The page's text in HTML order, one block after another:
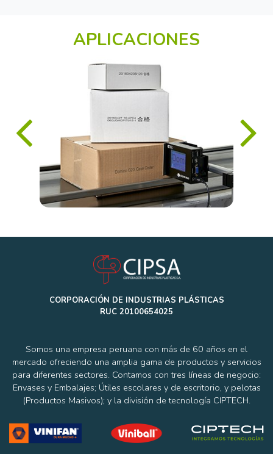
APLICACIONES
CORPORACIÓN DE INDUSTRIAS PLÁSTICAS
RUC 20100654025
Somos una empresa peruana con más de 60 años en el
mercado ofreciendo una amplia gama de productos y servicios
para diferentes sectores. Contamos con tres líneas de negocio:
Envases y Embalajes; Útiles escolares y de escritorio, y pelotas
(Productos Masivos); y la división de tecnología CIPTECH.